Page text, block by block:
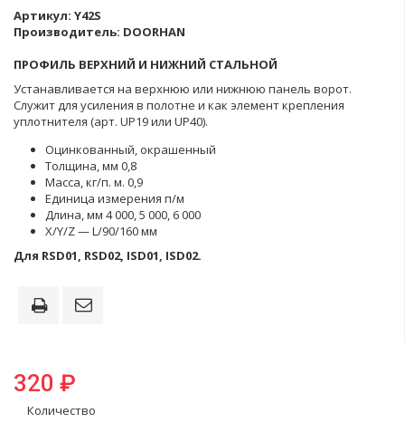
Артикул: Y42S
Производитель: DOORHAN
ПРОФИЛЬ ВЕРХНИЙ И НИЖНИЙ СТАЛЬНОЙ
Устанавливается на верхнюю или нижнюю панель ворот.
Служит для усиления в полотне и как элемент крепления
уплотнителя (арт. UP19 или UP40).
Оцинкованный, окрашенный
Толщина, мм 0,8
Масса, кг/п. м. 0,9
Единица измерения п/м
Длина, мм 4 000, 5 000, 6 000
X/Y/Z — L/90/160 мм
Для RSD01, RSD02, ISD01, ISD02.
320 ₽
Количество